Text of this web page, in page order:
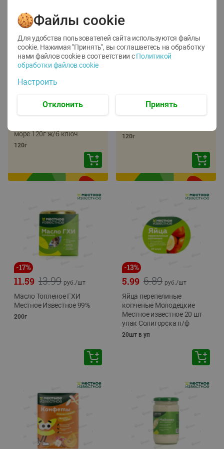
- 22
5.79
Икра трески
тихоокеанской
море 120г ж/б ключ
120г
Икра сельди
тихоокеанской Лунское
120г
-17%
13.99
11.59 руб./шт
Масло Топленое ГХИ
Местное Известное 99%
200г
-13%
6.89
5.99 руб./шт
Яйца перепелиные
копченые Молодецкие
Местное известное 20 шт
упак Солигорска п/ф
20шт в уп
Файлы cookie
Для удобства пользователей сайта используются файлы
cookie. Нажимая "Принять", вы соглашаетесь на обработку
нами файлов cookie в соответствии с Политикой
обработки файлов cookie
Настроить
Отклонить Принять